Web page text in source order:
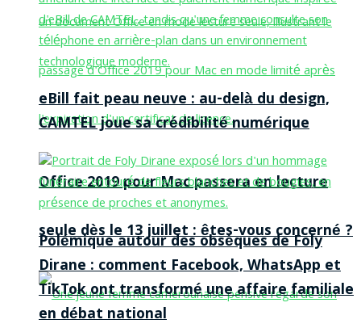
Office 2019 pour Mac passera en lecture
seule dès le 13 juillet : êtes-vous concerné ?
eBill fait peau neuve : au-delà du design,
CAMTEL joue sa crédibilité numérique
Polémique autour des obsèques de Foly
Dirane : comment Facebook, WhatsApp et
TikTok ont transformé une affaire familiale
en débat national